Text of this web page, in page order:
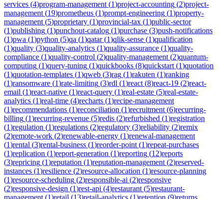
services (4)program-management (1)project-accounting (2)project-
management (19)prometheus (1)prompt-engineering (1)property-
management (5)proprietary (1)provincial-tax (1)public-sector
(1)publishing (1)punchout-catalog (1)purchase (3)push-notifications
(1)pwa (1)python (5)qa (1)qatar(1)qlik-sense (1)qualification
(1)quality (3)quality-analytics (1)quality-assurance (1)quality-
compliance (1)quality-control (2)quality-management (2)quantum-
computing (1)query-tuning (1)quickbooks (8)quickstart (1)quotation
(1)quotation-templates (1)qweb (3)rag (1)rakuten (1)ranking
(1)ransomware (1)rate-limiting (3)rdl (1)react (8)react-19 (2)react-
email (1)react-native (1)react-query (1)real-estate (5)real-estate-
analytics (1)real-time (4)recharts (1)recipe-management
(1)recommendations (1)reconciliation (1)recruitment (6)recurring-
billing (1)recurring-revenue (5)redis (2)refurbished (1)registration
(1)regulation (1)regulations (2)regulatory (3)reliability (2)remix
(2)remote-work (2)renewable-energy (1)renewal-management
(1)rental (3)rental-business (1)reorder-point (1)repeat-purchases
(1)replication (1)report-generation (1)reporting (12)reports
(3)repricing (1)reputation (1)reputation-management (2)reserved-
instances (1)resilience (2)resource-allocation (1)resource-planning
(1)resource-scheduling (2)responsible-ai (2)responsive
(2)responsive-design (1)rest-api (4)restaurant (5)restaurant-
management (1)retail (13)retail-analytics (1)retention (9)returns